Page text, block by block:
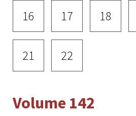
16 17 18
21 22
Volume 142